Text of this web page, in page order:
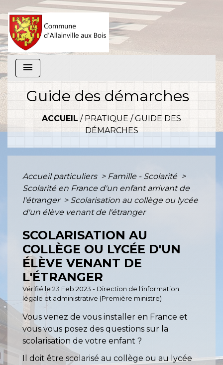
menu
Guide des démarches
ACCUEIL / PRATIQUE /GUIDE DES
DÉMARCHES
Accueil particuliers > Famille - Scolarité >
Scolarité en France d'un enfant arrivant de
l'étranger > Scolarisation au collège ou lycée
d'un élève venant de l'étranger
SCOLARISATION AU
COLLÈGE OU LYCÉE D'UN
ÉLÈVE VENANT DE
L'ÉTRANGER
Vérifié le 23 Feb 2023 - Direction de l'information
légale et administrative (Première ministre)
Vous venez de vous installer en France et
vous vous posez des questions sur la
scolarisation de votre enfant ?
Il doit être scolarisé au collège ou au lycée